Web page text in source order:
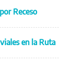
Receso
en la Ruta